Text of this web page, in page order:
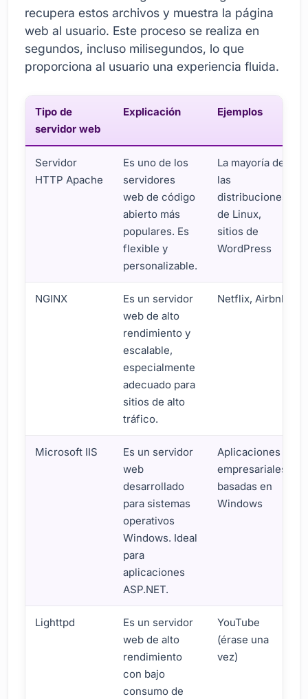
recupera estos archivos y muestra la página
web al usuario. Este proceso se realiza en
segundos, incluso milisegundos, lo que
proporciona al usuario una experiencia fluida.
Tipo de
servidor web
Explicación Ejemplos
Servidor
HTTP Apache
Es uno de los
servidores
web de código
abierto más
populares. Es
flexible y
personalizable.
La mayoría de
las
distribuciones
de Linux,
sitios de
WordPress
NGINX
Es un servidor
web de alto
rendimiento y
escalable,
especialmente
adecuado para
sitios de alto
tráfico.
Netflix, Airbnb
Microsoft IIS
Es un servidor
web
desarrollado
para sistemas
operativos
Windows. Ideal
para
aplicaciones
ASP.NET.
Aplicaciones
empresariales
basadas en
Windows
Lighttpd
Es un servidor
web de alto
rendimiento
con bajo
consumo de
YouTube
(érase una
vez)